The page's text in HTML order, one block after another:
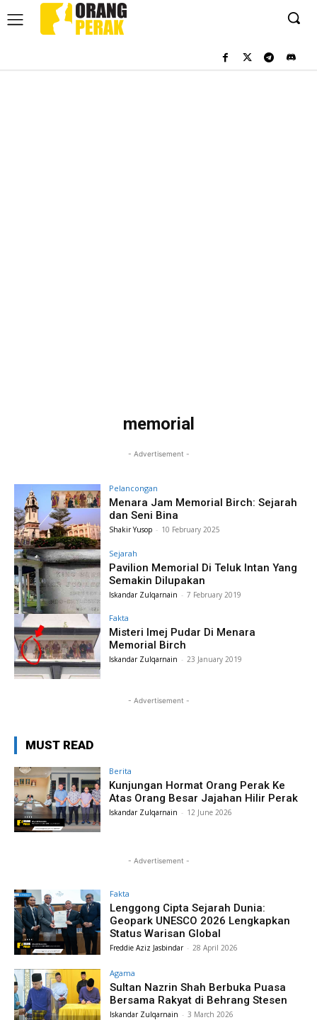
memorial
- Advertisement -
Pelancongan
Menara Jam Memorial Birch: Sejarah
dan Seni Bina
Shakir Yusop - 10 February 2025
Sejarah
Pavilion Memorial Di Teluk Intan Yang
Semakin Dilupakan
Iskandar Zulqarnain - 7 February 2019
Fakta
Misteri Imej Pudar Di Menara
Memorial Birch
Iskandar Zulqarnain - 23 January 2019
- Advertisement -
MUST READ
Berita
Kunjungan Hormat Orang Perak Ke
Atas Orang Besar Jajahan Hilir Perak
Iskandar Zulqarnain - 12 June 2026
- Advertisement -
Fakta
Lenggong Cipta Sejarah Dunia:
Geopark UNESCO 2026 Lengkapkan
Status Warisan Global
Freddie Aziz Jasbindar - 28 April 2026
Agama
Sultan Nazrin Shah Berbuka Puasa
Bersama Rakyat di Behrang Stesen
Iskandar Zulqarnain - 3 March 2026